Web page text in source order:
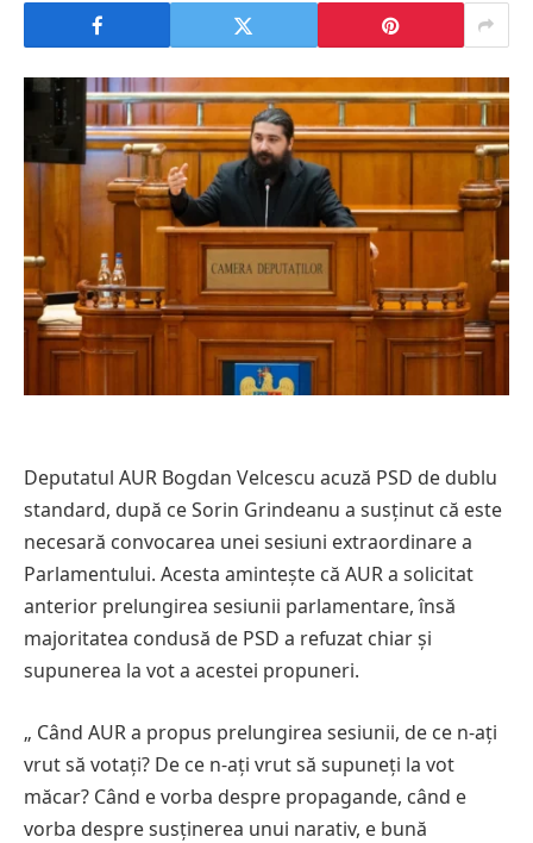
Deputatul AUR Bogdan Velcescu acuză PSD de dublu
standard, după ce Sorin Grindeanu a susținut că este
necesară convocarea unei sesiuni extraordinare a
Parlamentului. Acesta amintește că AUR a solicitat
anterior prelungirea sesiunii parlamentare, însă
majoritatea condusă de PSD a refuzat chiar și
supunerea la vot a acestei propuneri.
„ Când AUR a propus prelungirea sesiunii, de ce n-ați
vrut să votați? De ce n-ați vrut să supuneți la vot
măcar? Când e vorba despre propagande, când e
vorba despre susținerea unui narativ, e bună